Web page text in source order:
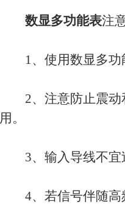
数显多功能表注
1、使用数显多功
2、注意防止震动
用。
3、输入导线不宜
4、若信号伴随高